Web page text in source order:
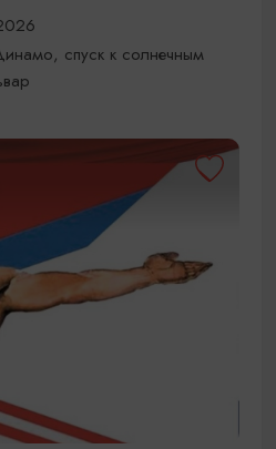
спуск к солнечным